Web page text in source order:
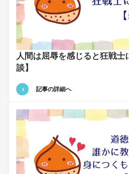
人間は屈辱を感じると狂戦士
談】
記事の詳細へ